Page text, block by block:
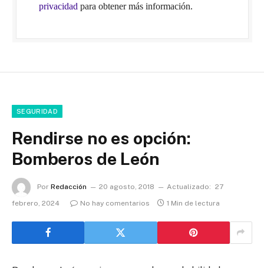
privacidad para obtener más información.
SEGURIDAD
Rendirse no es opción:
Bomberos de León
Por Redacción 20 agosto, 2018 Actualizado: 27
febrero, 2024
No hay comentarios 1 Min de lectura